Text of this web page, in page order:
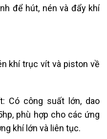
để hút, nén và đẩy khí
khí trục vít và piston về
Có công suất lớn, dao
phù hợp cho các ứng
khí lớn và liên tục.